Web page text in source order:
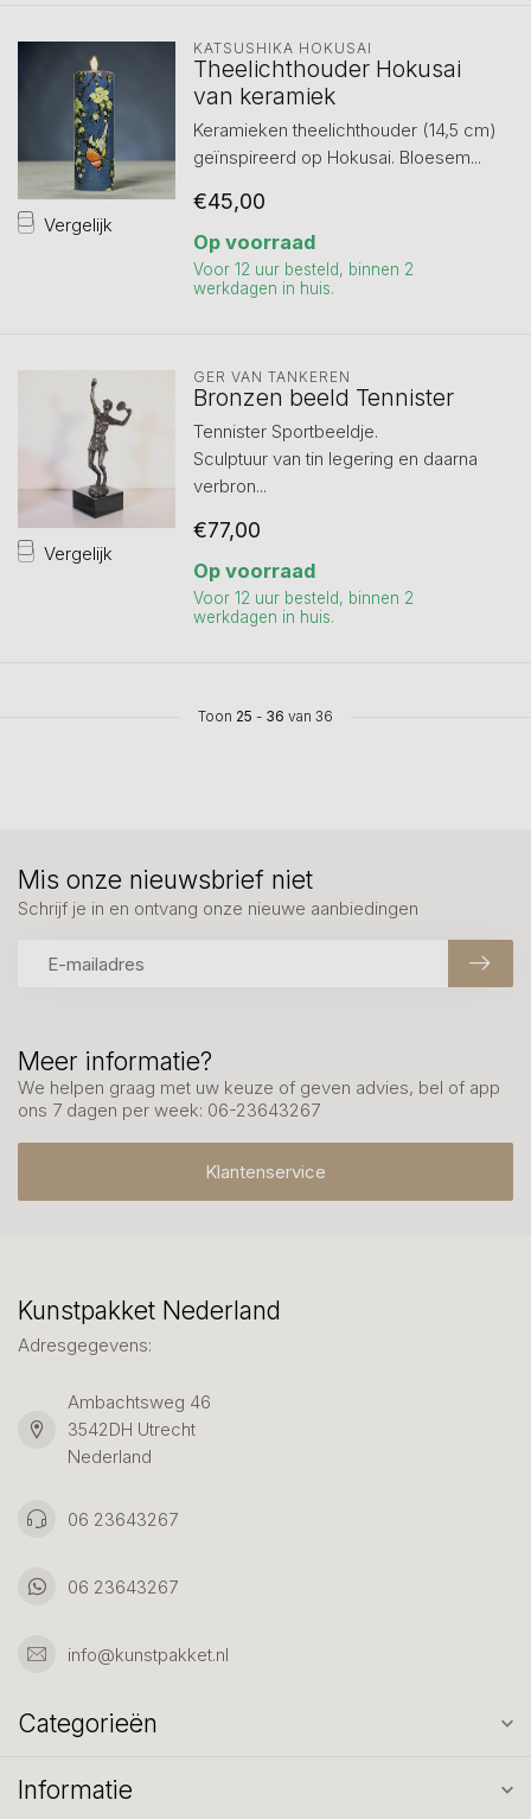
Vergelijk
KATSUSHIKA HOKUSAI
Theelichthouder Hokusai
van keramiek
Keramieken theelichthouder (14,5 cm)
geïnspireerd op Hokusai. Bloesem...
€45,00
Op voorraad
Voor 12 uur besteld, binnen 2
werkdagen in huis.
Vergelijk
GER VAN TANKEREN
Bronzen beeld Tennister
Tennister Sportbeeldje.
Sculptuur van tin legering en daarna
verbron...
€77,00
Op voorraad
Voor 12 uur besteld, binnen 2
werkdagen in huis.
Toon 25 - 36 van 36
Meer informatie?
We helpen graag met uw keuze of geven advies, bel of app
ons 7 dagen per week: 06-23643267
Klantenservice
Mis onze nieuwsbrief niet
Schrijf je in en ontvang onze nieuwe aanbiedingen
Kunstpakket Nederland
Adresgegevens:
Ambachtsweg 46
3542DH Utrecht
Nederland
06 23643267
06 23643267
info@kunstpakket.nl
Categorieën
Informatie